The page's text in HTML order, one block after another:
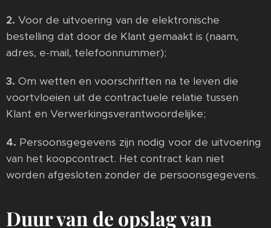
2. Voor de uitvoering van de elektronische
bestelling dat door de Klant gemaakt is (naam,
adres, e-mail, telefoonnummer);
3. Om wetten en voorschriften na te leven die
voortvloeien uit de contractuele relatie tussen
Klant en Verwerkingsverantwoordelijke;
4. Persoonsgegevens zijn nodig voor de uitvoering
van het koopcontract. Het contract kan niet
worden afgesloten zonder de persoonsgegevens.
Duur van de opslag van